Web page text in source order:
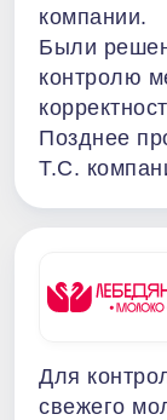
компании.
Были
контролю
Позднее
Т.С.
Для
свежего